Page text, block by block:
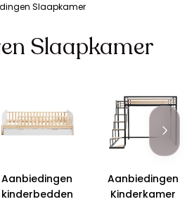
Slaapkamer
Slaapkamer
Aanbiedingen
kinderbedden
Aanbiedingen
Kinderkamer